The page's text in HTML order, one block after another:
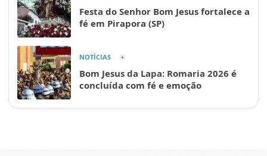
Festa do Senhor Bom Jesus fortalece a
fé em Pirapora (SP)
NOTÍCIAS
Bom Jesus da Lapa: Romaria 2026 é
concluída com fé e emoção